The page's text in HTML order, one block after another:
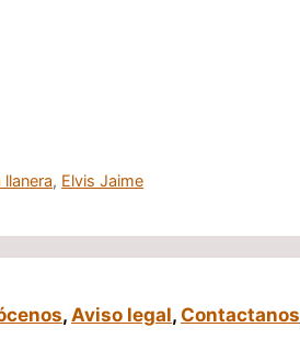
, Elvis Jaime
, Aviso legal, Contactanos